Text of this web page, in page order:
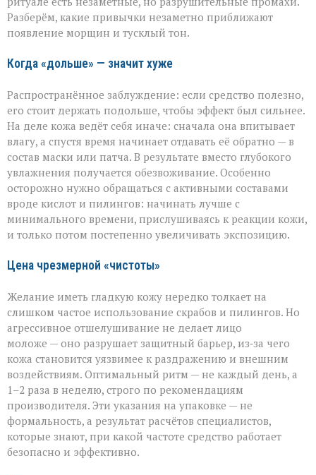
старение»:
косметолог
Разберём, какие привычки незаметно приближают
появление морщин и тусклый тон.
Когда «дольше» — значит хуже
Распространённое заблуждение: если средство полезно,
его стоит держать подольше, чтобы эффект был сильнее.
На деле кожа ведёт себя иначе: сначала она впитывает
влагу, а спустя время начинает отдавать её обратно — в
состав маски или патча. В результате вместо глубокого
увлажнения получается обезвоживание. Особенно
осторожно нужно обращаться с активными составами
вроде кислот и пилингов: начинать лучше с
минимального времени, прислушиваясь к реакции кожи,
и только потом постепенно увеличивать экспозицию.
Цена чрезмерной «чистоты»
Желание иметь гладкую кожу нередко толкает на
слишком частое использование скрабов и пилингов. Но
агрессивное отшелушивание не делает лицо
моложе — оно разрушает защитный барьер, из‑за чего
кожа становится уязвимее к раздражению и внешним
воздействиям. Оптимальный ритм — не каждый день, а
1–2 раза в неделю, строго по рекомендациям
производителя. Эти указания на упаковке — не
формальность, а результат расчётов специалистов,
которые знают, при какой частоте средство работает
безопасно и эффективно.